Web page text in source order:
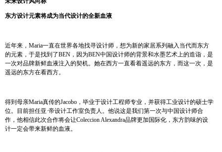
东方设计元素将成为当代设计的全新血液
近年来，Maria一直在世界各地找寻设计师，想为新的家居系列融入当代而东方
的元素，于是找到了BEN，因为BEN中国设计师的背景和水墨艺术上的造诣，是
一次对品牌新鲜血液注入的契机。她在西方一直看着遥远的东方，而这一次，是
遥远的东方在看西方。
得到母亲Maria真传的Jacobo，毕业于设计工程师专业，并获得工业设计的硕士学
位。目前担任亚·帝设计工作室负责人。他说这是我们第一次与中国设计师合
作，他相信此次合作将会让Coleccion Alexandra品牌更加国际化，东方韵味的设
计一定会带来新鲜的血液。